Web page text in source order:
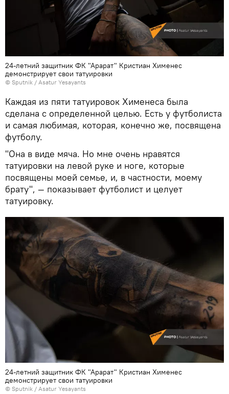
24-летний защитник ФК "Арарат" Кристиан Хименес
демонстрирует свои татуировки
© Sputnik / Asatur Yesayants
Каждая из пяти татуировок Хименеса была
сделана с определенной целью. Есть у футболиста
и самая любимая, которая, конечно же, посвящена
футболу.
"Она в виде мяча. Но мне очень нравятся
татуировки на левой руке и ноге, которые
посвящены моей семье, и, в частности, моему
брату", — показывает футболист и целует
татуировку.
24-летний защитник ФК "Арарат" Кристиан Хименес
демонстрирует свои татуировки
© Sputnik / Asatur Yesayants